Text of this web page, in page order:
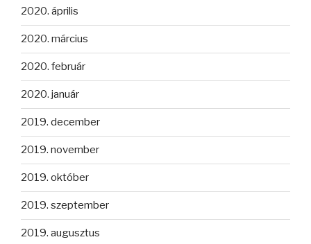
2020. április
2020. március
2020. február
2020. január
2019. december
2019. november
2019. október
2019. szeptember
2019. augusztus